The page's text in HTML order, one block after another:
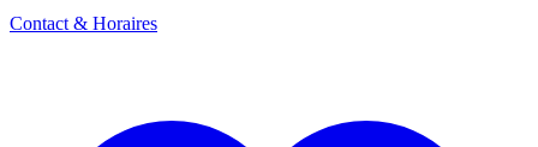
Contact & Horaires